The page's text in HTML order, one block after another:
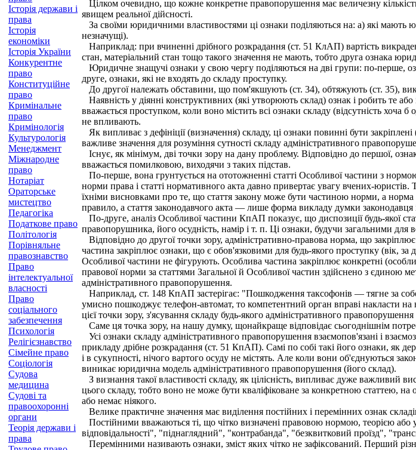
Історія держави і
права
Історія
економіки
Історія України
Конкурентне
право
Конституційне
право
Кримінальне
право
Кримінологія
Культурологія
Менеджмент
Міжнародне
право
Нотаріат
Ораторське
мистецтво
Педагогіка
Податкове право
Політологія
Порівняльне
правознавство
Право
інтелектуальної
власності
Право
соціального
забезпечення
Психологія
Релігієзнавство
Сімейне право
Соціологія
Судова
медицина
Судові та
правоохоронні
органи
Теорія держави і
права
Цілком очевидно, що кожне конкретне правопорушення має величезну
явищем реальної дійсності.
За своїми юридичними властивостями ці ознаки поділяються на: а) які
незначущі).
Наприклад: при вчиненні дрібного розкрадання (ст. 51 КлАП) вартість
стан, матеріальний стан тощо такого значення не мають, тобто друга ознака
Юридичне знащучі ознаки у свою чергу поділяються на дві групи: по-перше,
друге, ознаки, які не входять до складу проступку.
До другої належать обставини, що пом'якшують (ст. 34), обтяжують (ст. 35),
Наявність у діянні конструктивних (які утворюють склад) ознак і робить те
вважається проступком, коли воно містить всі ознаки складу (відсутність хоча б
не впливають.
Як випливає з дефініції (визначення) складу, ці ознаки повинні бути
важливе значення для розуміння сутності складу адміністративного
Існує, як мінімум, дві точки зору на дану проблему. Відповідно до першої,
вважається помилковою, виходячи з таких підстав.
По-перше, вона грунтується на ототожненні статті Особливої частини з
норми права і статті нормативного акта давно привертає увагу вчених-
їхніми висновками про те, що стаття закону може бути частиною норми, а норма
правило, а стаття законодавчого акта — лише форма викладу думки
По-друге, аналіз Особливої частини КпАП показує, що диспозиції будь-якої
правопорушника, його осудність, намір і т. п. Ці ознаки, будучи загальними
Відповідно до другої точки зору, адміністративно-правова норма, що
частина закріплює ознаки, що є обов'язковими для будь-якого проступку (вік, за
Особливої частини не фігурують. Особлива частина закріплює конкретні
правової норми за статтями Загальної й Особливої частин здійснено з єдиною
адміністративного правопорушення.
Наприклад, ст. 148 КпАП застерігає: "Пошкодження таксофонів — тягне за
умисно пошкоджує телефон-автомат, то компетентний орган вправі накласти на
цієї точки зору, з'ясування складу будь-якого адміністративного
Саме ця точка зору, на нашу думку, щонайкраще відповідає сьогоднішнім
Усі ознаки складу адміністративного правопорушення взаємопов'язані і
прикладу дрібне розкрадання (ст. 51 КпАП). Самі по собі такі його ознаки, як
і в сукупності, нічого вартого осуду не містять. Але коли вони об'єднуються
виникає юридична модель адміністративного правопорушення (його склад).
З визнання такої властивості складу, як цілісність, випливає дуже важливий
цього складу, тобто воно не може бути кваліфіковане за конкретною статтею,
або немає ніякого.
Велике практичне значення має виділення постійних і перемінних ознак
Постійними вважаються ті, що чітко визначені правовою нормою, теорією або
відповідальності", "піднаглядний", "контрабанда", "безквитковий проїзд",
Перемінними називають ознаки, зміст яких чітко не зафіксований. Перший